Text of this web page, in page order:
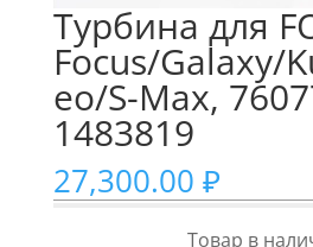
Турбина для
Focus/Galaxy/
eo/S-Max,
1483819
27,300.00 ₽
Товар в